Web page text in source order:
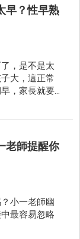
早？性早熟
，是不是太
大，這正常
，家長就要
老師提醒你
小一老師幽
最容易忽略